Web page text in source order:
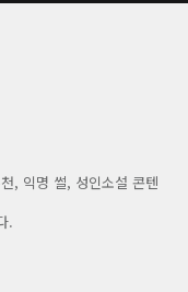
, 익명 썰, 성인소설 콘텐
.